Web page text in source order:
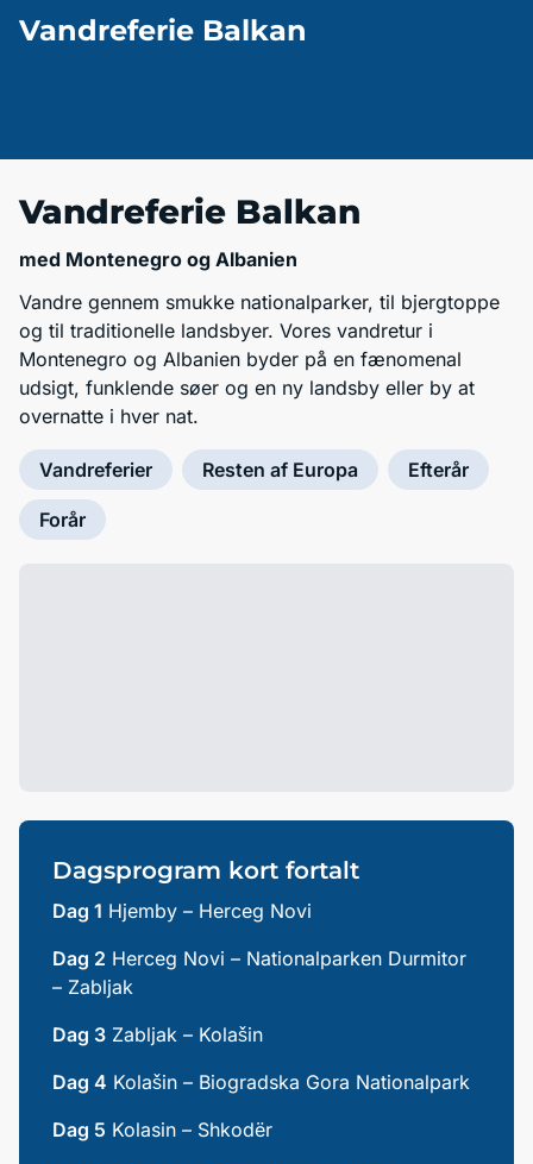
Vandreferie Balkan
Vandreferie Balkan
med Montenegro og Albanien
Vandre gennem smukke nationalparker, til bjergtoppe
og til traditionelle landsbyer. Vores vandretur i
Montenegro og Albanien byder på en fænomenal
udsigt, funklende søer og en ny landsby eller by at
overnatte i hver nat.
Vandreferier Resten af Europa Efterår
Forår
Dagsprogram kort fortalt
Dag 1 Hjemby – Herceg Novi
Dag 2 Herceg Novi – Nationalparken Durmitor
– Zabljak
Dag 3 Zabljak – Kolašin
Dag 4 Kolašin – Biogradska Gora Nationalpark
Dag 5 Kolasin – Shkodër